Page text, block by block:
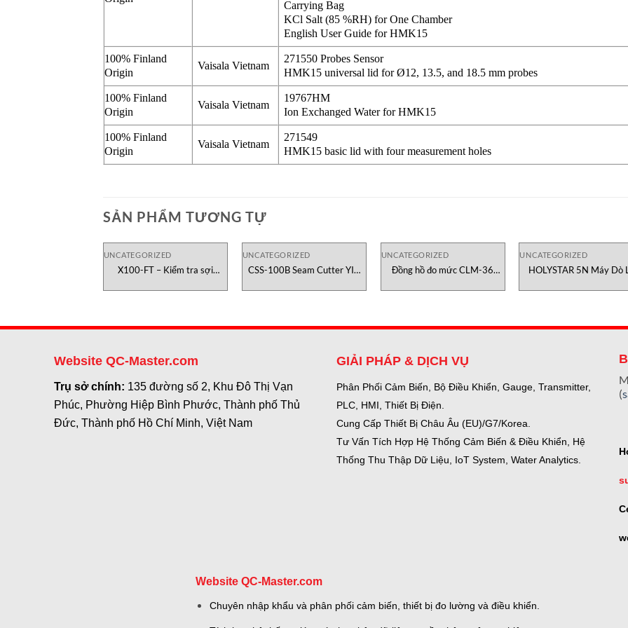
Carrying Bag
KCl Salt (85 %RH) for One Chamber
English User Guide for HMK15
100% Finland
Origin
Vaisala Vietnam
271550 Probes Sensor
HMK15 universal lid for Ø12, 13.5, and 18.5 mm probes
100% Finland
Origin
Vaisala Vietnam
19767HM
Ion Exchanged Water for HMK15
100% Finland
Origin
Vaisala Vietnam
271549
HMK15 basic lid with four measurement holes
SẢN PHẨM TƯƠNG TỰ
UNCATEGORIZED
X100-FT – Kiểm tra sợi
UNCATEGORIZED
CSS-100B Seam Cutter YIC
UNCATEGORIZED
Đồng hồ đo mức CLM-36
UNCATEGORIZED
HOLYSTAR 5N Máy Dò
Nam
Website QC-Master.com
Trụ sở chính: 135 đường số 2, Khu Đô Thị Vạn
Phúc, Phường Hiệp Bình Phước, Thành phố Thủ
Đức, Thành phố Hồ Chí Minh, Việt Nam
GIẢI PHÁP & DỊCH VỤ
Phân Phối Cảm Biến, Bộ Điều Khiển, Gauge, Transmitter,
PLC, HMI, Thiết Bị Điện.
Cung Cấp Thiết Bị Châu Âu (EU)/G7/Korea.
Tư Vấn Tích Hợp Hệ Thống Cảm Biến & Điều Khiển, Hệ
Thống Thu Thập Dữ Liệu, IoT System, Water Analytics.
(
Website QC-Master.com
Chuyên nhập khẩu và phân phối cảm biến, thiết bị đo lường và điều khiển.